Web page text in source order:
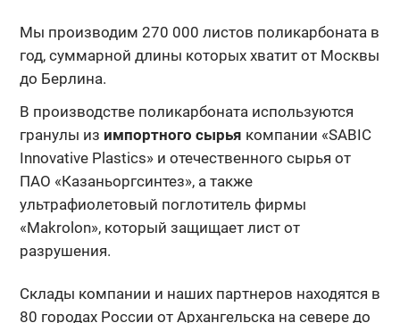
Мы производим 270 000 листов поликарбоната в
год, суммарной длины которых хватит от Москвы
до Берлина.
В производстве поликарбоната используются
гранулы из импортного сырья компании «SABIC
Innovative Plastics» и отечественного сырья от
ПАО «Казаньоргсинтез», а также
ультрафиолетовый поглотитель фирмы
«Makrolon», который защищает лист от
разрушения.
Склады компании и наших партнеров находятся в
80 городах России от Архангельска на севере до